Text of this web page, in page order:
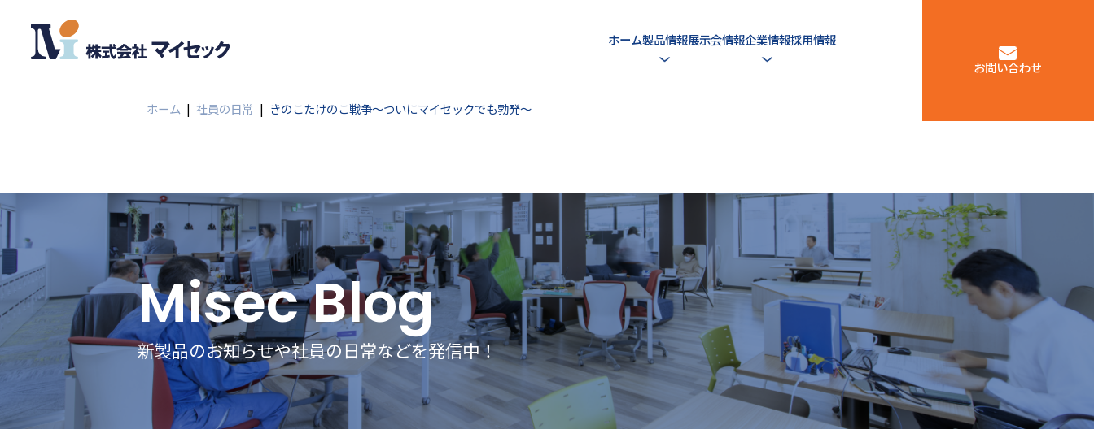
ホーム製品情報展示会情報企業情報採用情報
お問い合わせ
ホーム | 社員の日常 | きのこたけのこ戦争～ついにマイセックでも勃発～
Misec Blog
新製品のお知らせや社員の日常などを発信中！